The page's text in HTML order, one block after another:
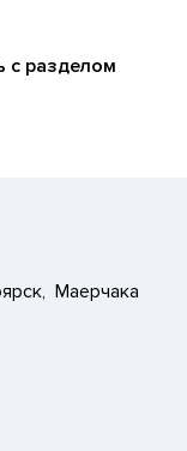
с разделом
Маерчака